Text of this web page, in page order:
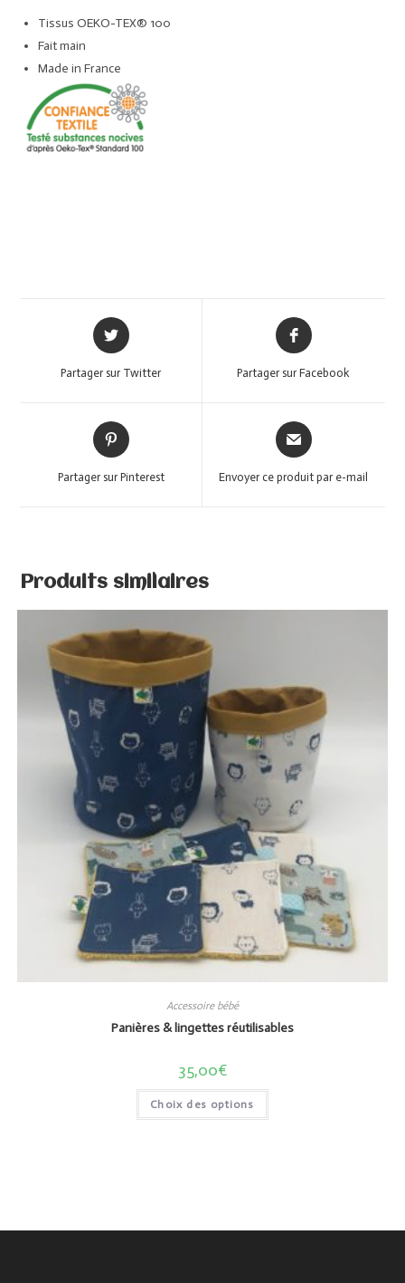
Tissus OEKO-TEX® 100
Fait main
Made in France
Partager sur Twitter Partager sur Facebook
Partager sur Pinterest Envoyer ce produit par e-mail
Produits similaires
Accessoire bébé
Panières & lingettes réutilisables
35,00€
Choix des options